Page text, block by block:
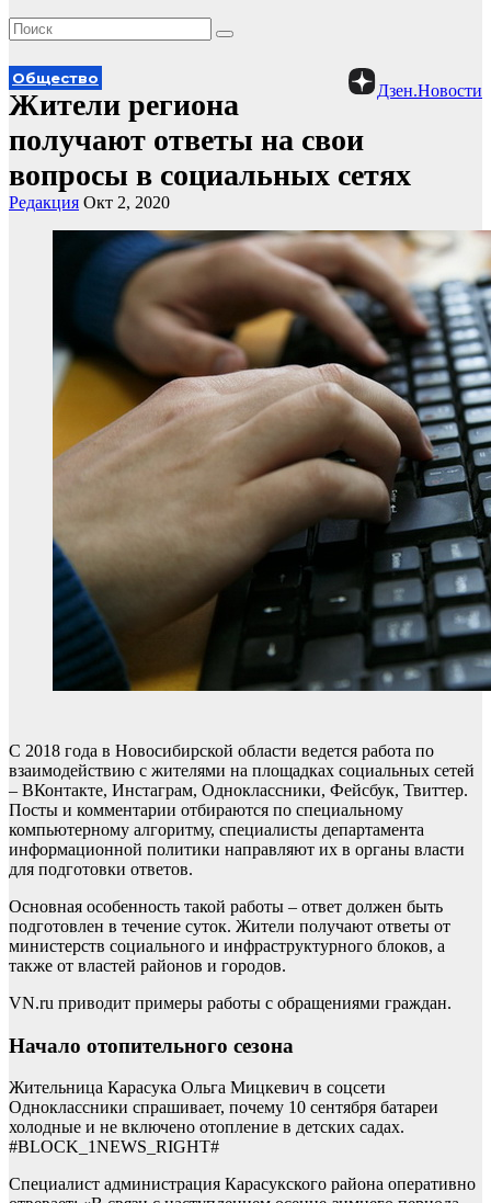
Дзен.Новости
Общество
Жители региона
получают ответы на свои
вопросы в социальных сетях
Редакция Окт 2, 2020
С 2018 года в Новосибирской области ведется работа по
взаимодействию с жителями на площадках социальных сетей
– ВКонтакте, Инстаграм, Одноклассники, Фейсбук, Твиттер.
Посты и комментарии отбираются по специальному
компьютерному алгоритму, специалисты департамента
информационной политики направляют их в органы власти
для подготовки ответов.
Основная особенность такой работы – ответ должен быть
подготовлен в течение суток. Жители получают ответы от
министерств социального и инфраструктурного блоков, а
также от властей районов и городов.
VN.ru приводит примеры работы с обращениями граждан.
Начало отопительного сезона
Жительница Карасука Ольга Мицкевич в соцсети
Одноклассники спрашивает, почему 10 сентября батареи
холодные и не включено отопление в детских садах.
#BLOCK_1NEWS_RIGHT#
Специалист администрация Карасукского района оперативно